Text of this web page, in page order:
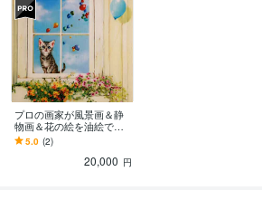
プロの画家が風景画＆静
物画＆花の絵を油絵で描
きます 想い出の風景や部
屋に飾る花の絵など宝物
になる油絵作品を
5.0 (2)
20,000 円